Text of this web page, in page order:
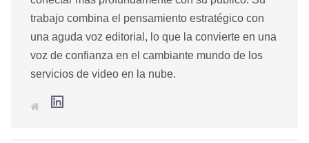
trabajo combina el pensamiento estratégico con
una aguda voz editorial, lo que la convierte en una
voz de confianza en el cambiante mundo de los
servicios de video en la nube.